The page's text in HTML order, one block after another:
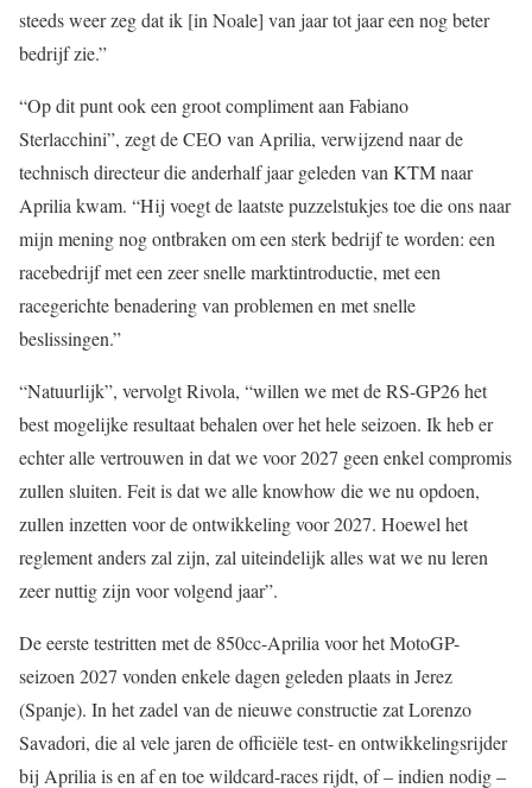
steeds weer zeg dat ik [in Noale] van jaar tot jaar een nog beter
bedrijf zie.”
“Op dit punt ook een groot compliment aan Fabiano
Sterlacchini”, zegt de CEO van Aprilia, verwijzend naar de
technisch directeur die anderhalf jaar geleden van KTM naar
Aprilia kwam. “Hij voegt de laatste puzzelstukjes toe die ons naar
mijn mening nog ontbraken om een sterk bedrijf te worden: een
racebedrijf met een zeer snelle marktintroductie, met een
racegerichte benadering van problemen en met snelle
beslissingen.”
“Natuurlijk”, vervolgt Rivola, “willen we met de RS-GP26 het
best mogelijke resultaat behalen over het hele seizoen. Ik heb er
echter alle vertrouwen in dat we voor 2027 geen enkel compromis
zullen sluiten. Feit is dat we alle knowhow die we nu opdoen,
zullen inzetten voor de ontwikkeling voor 2027. Hoewel het
reglement anders zal zijn, zal uiteindelijk alles wat we nu leren
zeer nuttig zijn voor volgend jaar”.
De eerste testritten met de 850cc-Aprilia voor het MotoGP-
seizoen 2027 vonden enkele dagen geleden plaats in Jerez
(Spanje). In het zadel van de nieuwe constructie zat Lorenzo
Savadori, die al vele jaren de officiële test- en ontwikkelingsrijder
bij Aprilia is en af en toe wildcard-races rijdt, of – indien nodig –